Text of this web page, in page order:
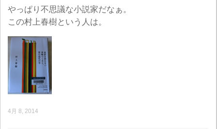
やっぱり不思議な小説家だなぁ。
この村上春樹という人は。
4月 8, 2014